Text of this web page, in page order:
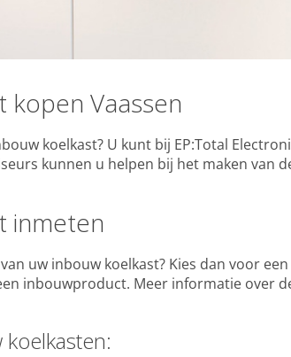
Vaassen
koelkast? U kunt bij EP:Total
kunnen u helpen bij het maken van
inmeten
uw inbouw koelkast? Kies dan voor
inbouwproduct. Meer informatie over